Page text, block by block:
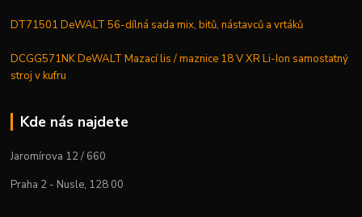
DT71501 DeWALT 56-dílná sada mix, bitů, nástavců a vrtáků
DCGG571NK DeWALT Mazací lis / maznice 18 V XR Li-Ion samostatný
stroj v kufru
Kde nás najdete
Jaromírova 12 / 660
Praha 2 - Nusle, 128 00